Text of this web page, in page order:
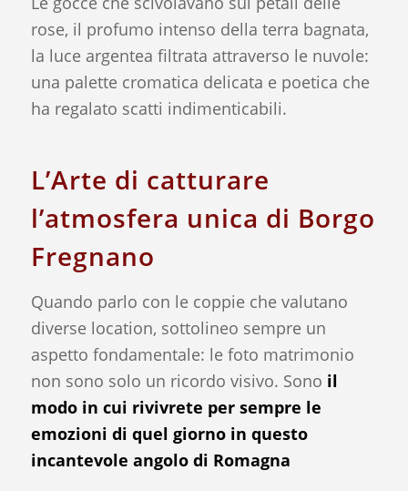
rose, il profumo intenso della terra bagnata,
la luce argentea filtrata attraverso le nuvole:
una palette cromatica delicata e poetica che
ha regalato scatti indimenticabili.
L’Arte di catturare
l’atmosfera unica di Borgo
Fregnano
Quando parlo con le coppie che valutano
diverse location, sottolineo sempre un
aspetto fondamentale: le foto matrimonio
non sono solo un ricordo visivo. Sono il
modo in cui rivivrete per sempre le
emozioni di quel giorno in questo
incantevole angolo di Romagna